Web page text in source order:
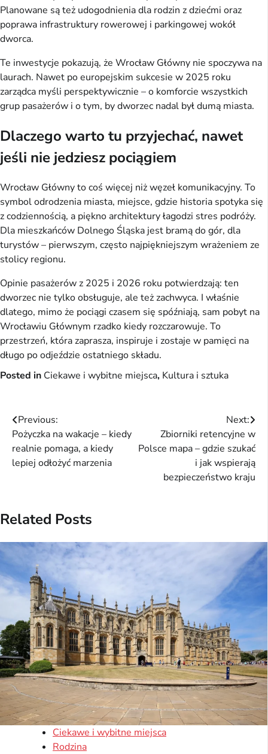
Planowane są też udogodnienia dla rodzin z dziećmi oraz
poprawa infrastruktury rowerowej i parkingowej wokół
dworca.
Te inwestycje pokazują, że Wrocław Główny nie spoczywa na
laurach. Nawet po europejskim sukcesie w 2025 roku
zarządca myśli perspektywicznie – o komforcie wszystkich
grup pasażerów i o tym, by dworzec nadal był dumą miasta.
Dlaczego warto tu przyjechać, nawet
jeśli nie jedziesz pociągiem
Wrocław Główny to coś więcej niż węzeł komunikacyjny. To
symbol odrodzenia miasta, miejsce, gdzie historia spotyka się
z codziennością, a piękno architektury łagodzi stres podróży.
Dla mieszkańców Dolnego Śląska jest bramą do gór, dla
turystów – pierwszym, często najpiękniejszym wrażeniem ze
stolicy regionu.
Opinie pasażerów z 2025 i 2026 roku potwierdzają: ten
dworzec nie tylko obsługuje, ale też zachwyca. I właśnie
dlatego, mimo że pociągi czasem się spóźniają, sam pobyt na
Wrocławiu Głównym rzadko kiedy rozczarowuje. To
przestrzeń, która zaprasza, inspiruje i zostaje w pamięci na
długo po odjeździe ostatniego składu.
Posted in Ciekawe i wybitne miejsca, Kultura i sztuka
Nawigacja
wpisu
Previous:
Pożyczka na wakacje – kiedy
realnie pomaga, a kiedy
lepiej odłożyć marzenia
Next:
Zbiorniki retencyjne w
Polsce mapa – gdzie szukać
i jak wspierają
bezpieczeństwo kraju
Related Posts
Ciekawe i wybitne miejsca
Rodzina